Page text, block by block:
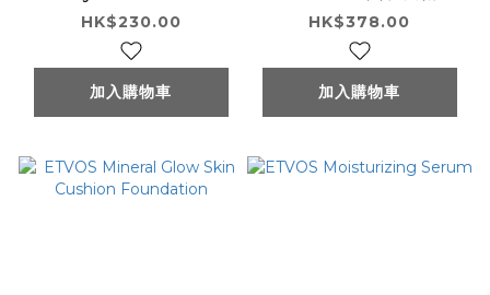
PA++ 7g
HK$230.00
加入購物車
露
HK$378.00
加入購物車